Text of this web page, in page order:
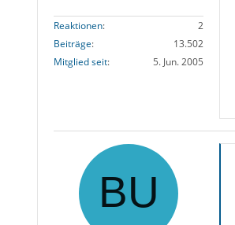
Reaktionen
2
Beiträge
13.502
Mitglied seit
5. Jun. 2005